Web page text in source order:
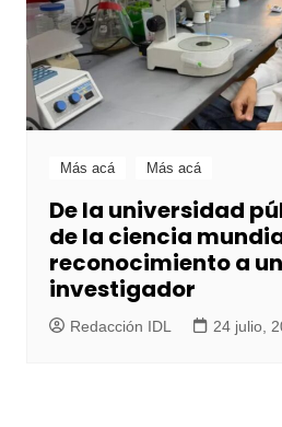
Más acá Más acá
De la universidad
de la ciencia
reconocimiento a
investigador
Redacción IDL 24 julio,